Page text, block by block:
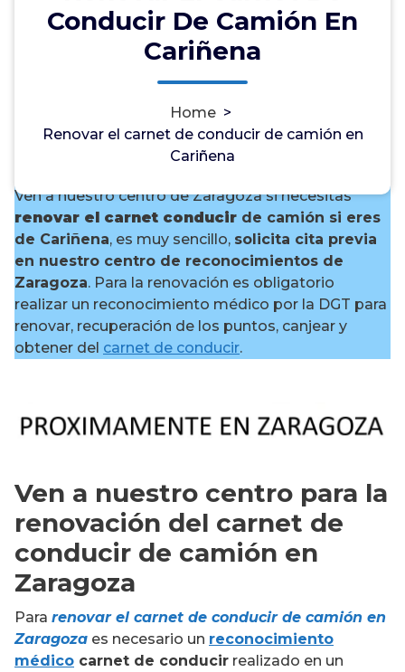
Conducir De Camión En
Cariñena
Home >
Renovar el carnet de conducir de camión en
Cariñena
¿Necesitas renovar el carnet
de conducir de camión en
Ven a nuestro centro de Zaragoza si necesitas
renovar el carnet conducir de camión si eres
de Cariñena, es muy sencillo, solicita cita previa
en nuestro centro de reconocimientos de
Zaragoza. Para la renovación es obligatorio
realizar un reconocimiento médico por la DGT para
renovar, recuperación de los puntos, canjear y
obtener del carnet de conducir.
Ven a nuestro centro para la
renovación del carnet de
conducir de camión en
Zaragoza
Para renovar el carnet de conducir de camión en
Zaragoza es necesario un reconocimiento
médico carnet de conducir realizado en un